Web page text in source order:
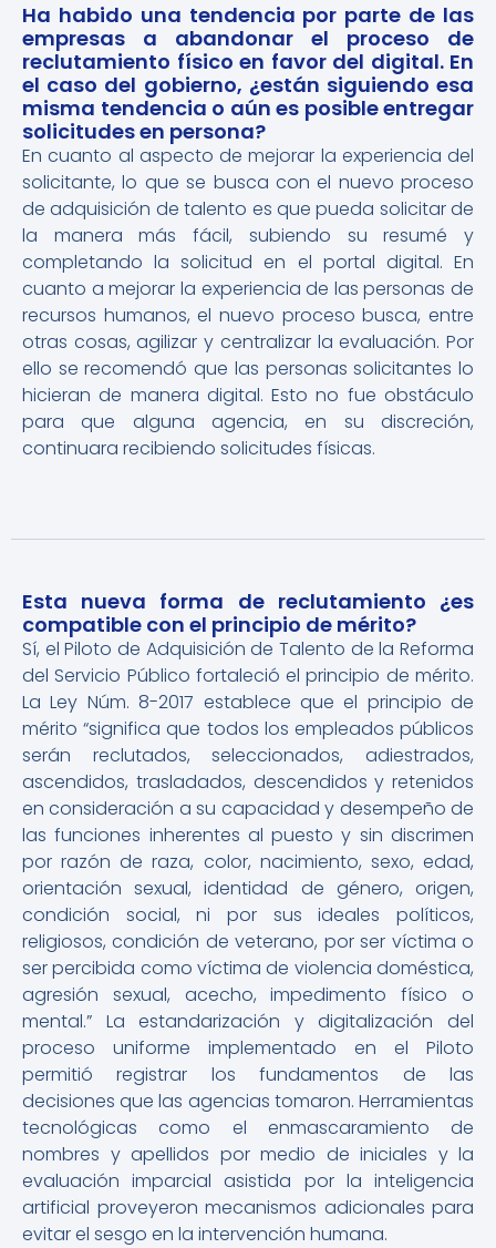
Ha habido una tendencia por parte de las
empresas a abandonar el proceso de
reclutamiento físico en favor del digital. En
el caso del gobierno, ¿están siguiendo esa
misma tendencia o aún es posible entregar
solicitudes en persona?
En cuanto al aspecto de mejorar la experiencia del
solicitante, lo que se busca con el nuevo proceso
de adquisición de talento es que pueda solicitar de
la manera más fácil, subiendo su resumé y
completando la solicitud en el portal digital. En
cuanto a mejorar la experiencia de las personas de
recursos humanos, el nuevo proceso busca, entre
otras cosas, agilizar y centralizar la evaluación. Por
ello se recomendó que las personas solicitantes lo
hicieran de manera digital. Esto no fue obstáculo
para que alguna agencia, en su discreción,
continuara recibiendo solicitudes físicas.
Esta nueva forma de reclutamiento ¿es
compatible con el principio de mérito?
Sí, el Piloto de Adquisición de Talento de la Reforma
del Servicio Público fortaleció el principio de mérito.
La Ley Núm. 8-2017 establece que el principio de
mérito “significa que todos los empleados públicos
serán reclutados, seleccionados, adiestrados,
ascendidos, trasladados, descendidos y retenidos
en consideración a su capacidad y desempeño de
las funciones inherentes al puesto y sin discrimen
por razón de raza, color, nacimiento, sexo, edad,
orientación sexual, identidad de género, origen,
condición social, ni por sus ideales políticos,
religiosos, condición de veterano, por ser víctima o
ser percibida como víctima de violencia doméstica,
agresión sexual, acecho, impedimento físico o
mental.” La estandarización y digitalización del
proceso uniforme implementado en el Piloto
permitió registrar los fundamentos de las
decisiones que las agencias tomaron. Herramientas
tecnológicas como el enmascaramiento de
nombres y apellidos por medio de iniciales y la
evaluación imparcial asistida por la inteligencia
artificial proveyeron mecanismos adicionales para
evitar el sesgo en la intervención humana.